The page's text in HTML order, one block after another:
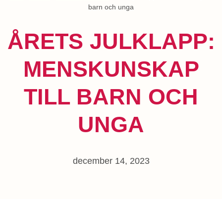
barn och unga
ÅRETS JULKLAPP:
MENSKUNSKAP
TILL BARN OCH
UNGA
december 14, 2023